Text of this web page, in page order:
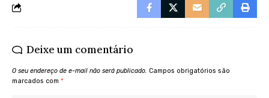
Deixe um comentário
O seu endereço de e-mail não será publicado. Campos obrigatórios são
marcados com *